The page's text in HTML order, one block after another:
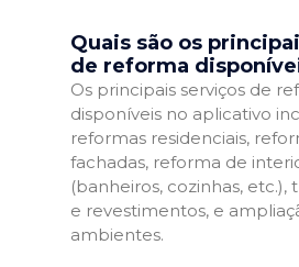
Quais são os
de reforma
Os principais serviços de
disponíveis no aplicativo
reformas residenciais,
fachadas, reforma de
(banheiros, cozinhas, etc.),
e revestimentos, e
ambientes.